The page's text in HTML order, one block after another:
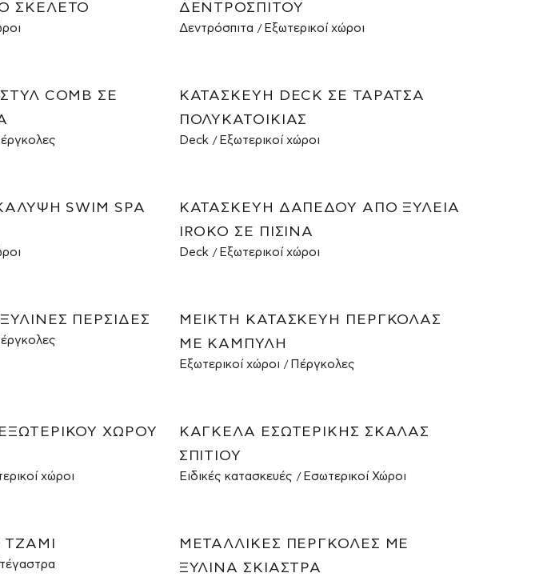
ΣΚΕΛΕΤΌ
ΔΕΝΤΡΌΣΠΙΤΟΥ
Δεντρόσπιτα Εξωτερικοί χώροι
COMB ΣΕ
ΚΑΤΑΣΚΕΥΉ DECK ΣΕ ΤΑΡΆΤΣΑ
ΠΟΛΥΚΑΤΟΙΚΊΑΣ
Deck Εξωτερικοί χώροι
SWIM SPA
ΚΑΤΑΣΚΕΥΉ ΔΑΠΈΔΟΥ ΑΠΌ ΞΥΛΕΊΑ
IROKO ΣΕ ΠΙΣΊΝΑ
Deck Εξωτερικοί χώροι
ΠΕΡΣΊΔΕΣ
ΜΕΙΚΤΉ ΚΑΤΑΣΚΕΥΉ ΠΈΡΓΚΟΛΑΣ
ΜΕ ΚΑΜΠΎΛΗ
Εξωτερικοί χώροι Πέργκολες
ΧΏΡΟΥ
χώροι
ΚΆΓΚΕΛΑ ΕΣΩΤΕΡΙΚΉΣ ΣΚΆΛΑΣ
ΣΠΙΤΙΟΎ
Ειδικές κατασκευές Εσωτερικοί Χώροι
ΜΕΤΑΛΛΙΚΈΣ ΠΈΡΓΚΟΛΕΣ ΜΕ
ΞΎΛΙΝΑ ΣΚΊΑΣΤΡΑ